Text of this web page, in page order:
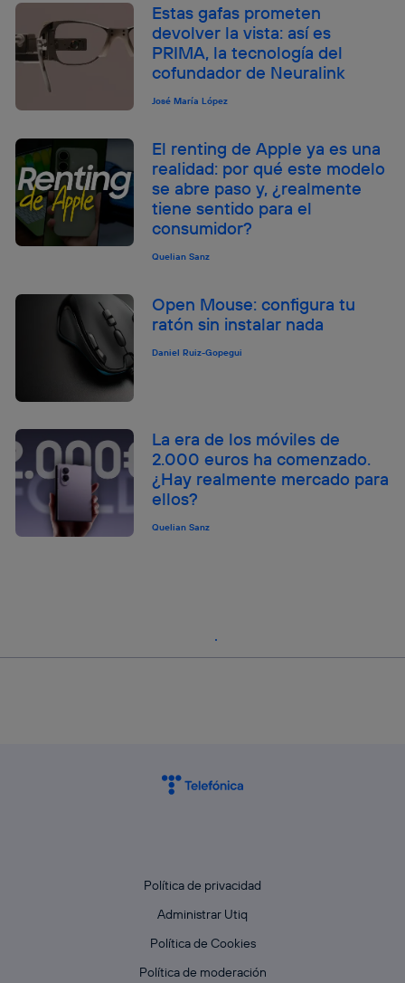
Estas gafas prometen
devolver la vista: así es
PRIMA, la tecnología del
cofundador de Neuralink
José María López
El renting de Apple ya es una
realidad: por qué este modelo
se abre paso y, ¿realmente
tiene sentido para el
consumidor?
Quelian Sanz
Open Mouse: configura tu
ratón sin instalar nada
Daniel Ruiz-Gopegui
La era de los móviles de
2.000 euros ha comenzado.
¿Hay realmente mercado para
ellos?
Quelian Sanz
Política de privacidad
Administrar Utiq
Política de Cookies
Política de moderación